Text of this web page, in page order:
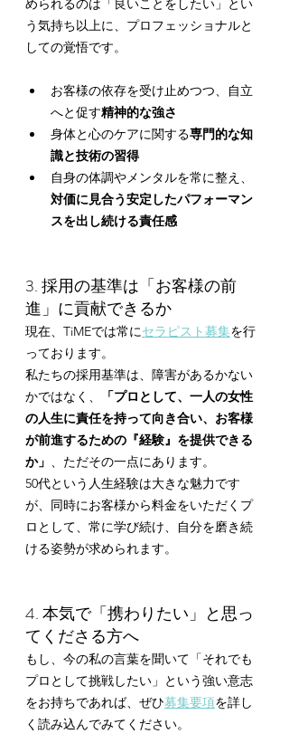
められるのは「良いことをしたい」とい
う気持ち以上に、プロフェッショナルと
しての覚悟です。
お客様の依存を受け止めつつ、自立
へと促す精神的な強さ
身体と心のケアに関する専門的な知
識と技術の習得
自身の体調やメンタルを常に整え、
対価に見合う安定したパフォーマン
スを出し続ける責任感
3. 採用の基準は「お客様の前
進」に貢献できるか
現在、TiMEでは常にセラピスト募集を行
っております。
私たちの採用基準は、障害があるかない
かではなく、
「プロとして、一人の女性
の人生に責任を持って向き合い、お客様
が前進するための『経験』を提供できる
か」 、ただその一点にあります。
50代という人生経験は大きな魅力です
が、同時にお客様から料金をいただくプ
ロとして、常に学び続け、自分を磨き続
ける姿勢が求められます。
4. 本気で「携わりたい」と思っ
てくださる方へ
もし、今の私の言葉を聞いて「それでも
プロとして挑戦したい」という強い意志
をお持ちであれば、ぜひ募集要項を詳し
く読み込んでみてください。